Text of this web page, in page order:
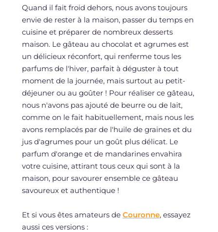
Quand il fait froid dehors, nous avons toujours
envie de rester à la maison, passer du temps en
cuisine et préparer de nombreux desserts
maison. Le gâteau au chocolat et agrumes est
un délicieux réconfort, qui renferme tous les
parfums de l'hiver, parfait à déguster à tout
moment de la journée, mais surtout au petit-
déjeuner ou au goûter ! Pour réaliser ce gâteau,
nous n'avons pas ajouté de beurre ou de lait,
comme on le fait habituellement, mais nous les
avons remplacés par de l'huile de graines et du
jus d'agrumes pour un goût plus délicat. Le
parfum d'orange et de mandarines envahira
votre cuisine, attirant tous ceux qui sont à la
maison, pour savourer ensemble ce gâteau
savoureux et authentique !
Et si vous êtes amateurs de Couronne, essayez
aussi ces versions :